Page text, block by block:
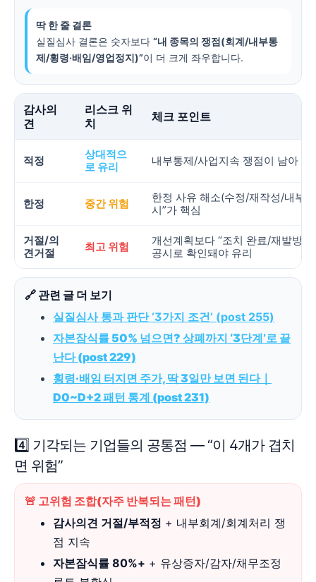
딱 한 줄 결론
실질심사 결론은 숫자보다 “내 종목의 쟁점(회계/내부통
제/횡령·배임/영업정지)”이 더 크게 좌우합니다.
감사의
견
리스크 위
치
체크 포인트
적정
상대적으
로 유리
내부통제/사업지속 쟁점이 남아 있
한정 중간 위험
한정 사유 해소(수정/재작성/내부
시”가 핵심
거절/의
견거절
최고 위험
개선계획보다 “조치 완료/재발방
공시로 확인돼야 유리
🔗 관련 글 더 보기
실질심사 통과 판단 ‘3가지 조건’ (post 255)
자본잠식률 50% 넘으면? 상폐까지 ‘3단계’로 끝
난다 (post 229)
횡령·배임 터지면 주가, 딱 3일만 보면 된다｜
D0~D+2 패턴 통계 (post 231)
4️⃣ 기각되는 기업들의 공통점 — “이 4개가 겹치
면 위험”
🚨 고위험 조합(자주 반복되는 패턴)
감사의견 거절/부적정 + 내부회계/회계처리 쟁
점 지속
자본잠식률 80%+ + 유상증자/감자/채무조정